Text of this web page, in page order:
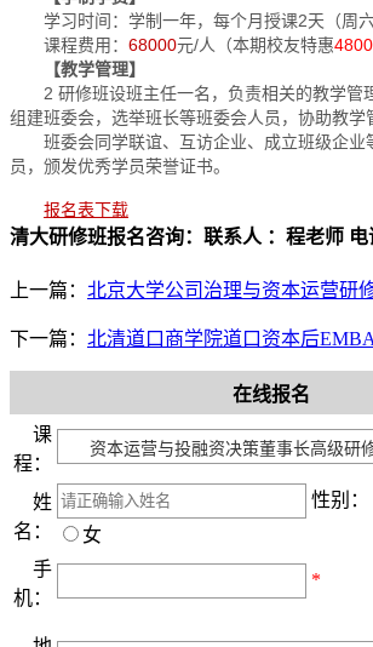
学习时间：学制一年，每个月授课2天（周六
课程费用： 68000元/人（本期校友特惠
【教学管理】
2 研修班设班主任一名，负责相关的教学管
组建班委会，选举班长等班委会人员，协助教学
班委会同学联谊、互访企业、成立班级企业
员，颁发优秀学员荣誉证书。
报名表下载
清大研修班报名咨询：联系人 ：程老师 电
上一篇： 北京大学公司治理与资本运营研
下一篇： 北清道口商学院道口资本后
在线报名
课
程：
姓
名：
性别：
女
手
机：
*